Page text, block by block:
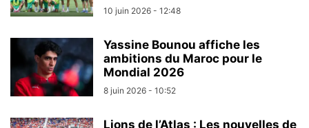
10 juin 2026 - 12:48
Yassine Bounou affiche les
ambitions du Maroc pour le
Mondial 2026
8 juin 2026 - 10:52
Lions de l’Atlas : Les nouvelles de